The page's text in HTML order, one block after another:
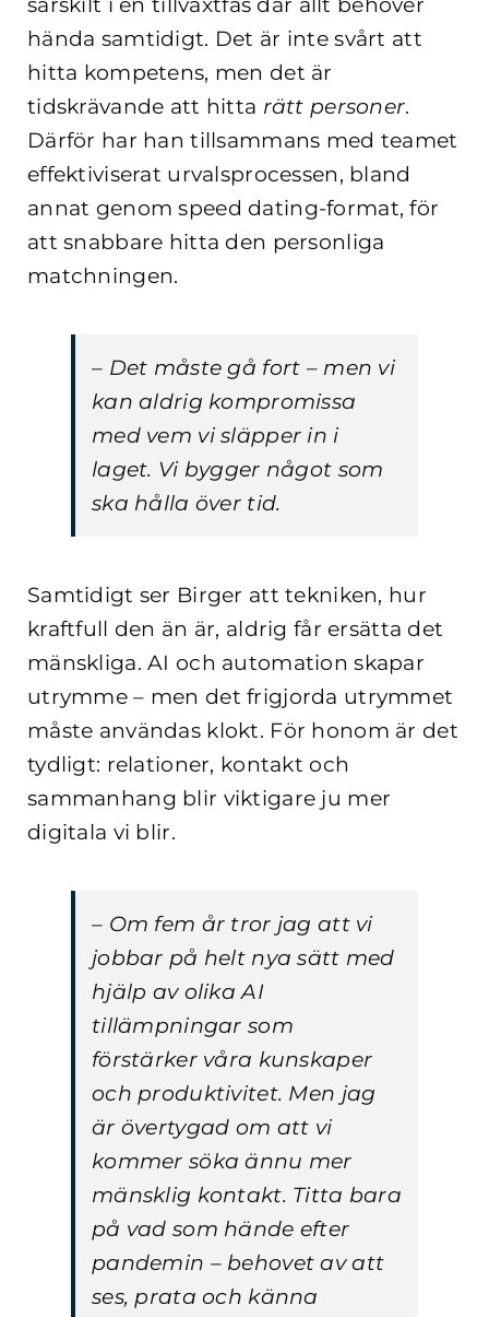
särskilt i en tillväxtfas där allt behöver
hända samtidigt. Det är inte svårt att
hitta kompetens, men det är
tidskrävande att hitta rätt personer.
Därför har han tillsammans med teamet
effektiviserat urvalsprocessen, bland
annat genom speed dating-format, för
att snabbare hitta den personliga
matchningen.
– Det måste gå fort – men vi
kan aldrig kompromissa
med vem vi släpper in i
laget. Vi bygger något som
ska hålla över tid.
Samtidigt ser Birger att tekniken, hur
kraftfull den än är, aldrig får ersätta det
mänskliga. AI och automation skapar
utrymme – men det frigjorda utrymmet
måste användas klokt. För honom är det
tydligt: relationer, kontakt och
sammanhang blir viktigare ju mer
digitala vi blir.
– Om fem år tror jag att vi
jobbar på helt nya sätt med
hjälp av olika AI
tillämpningar som
förstärker våra kunskaper
och produktivitet. Men jag
är övertygad om att vi
kommer söka ännu mer
mänsklig kontakt. Titta bara
på vad som hände efter
pandemin – behovet av att
ses, prata och känna